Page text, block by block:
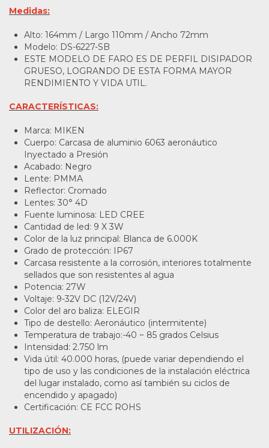
Medidas:
Alto: 164mm / Largo 110mm / Ancho 72mm
Modelo: DS-6227-SB
ESTE MODELO DE FARO ES DE PERFIL DISIPADOR
GRUESO, LOGRANDO DE ESTA FORMA MAYOR
RENDIMIENTO Y VIDA UTIL.
CARACTERÍSTICAS:
Marca: MIKEN
Cuerpo: Carcasa de aluminio 6063 aeronáutico
Inyectado a Presión
Acabado: Negro
Lente: PMMA
Reflector: Cromado
Lentes: 30° 4D
Fuente luminosa: LED CREE
Cantidad de led: 9 X 3W
Color de la luz principal: Blanca de 6.000K
Grado de protección: IP67
Carcasa resistente a la corrosión, interiores totalmente
sellados que son resistentes al agua
Potencia: 27W
Voltaje: 9-32V DC (12V/24V)
Color del aro baliza: ELEGIR
Tipo de destello: Aeronáutico (intermitente)
Temperatura de trabajo:-40 ~ 85 grados Celsius
Intensidad: 2.750 lm
Vida útil: 40.000 horas, (puede variar dependiendo el
tipo de uso y las condiciones de la instalación eléctrica
del lugar instalado, como así también su ciclos de
encendido y apagado)
Certificación: CE FCC ROHS
UTILIZACIÓN: